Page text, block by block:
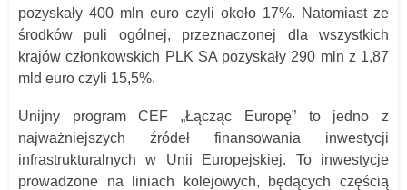
pozyskały 400 mln euro czyli około 17%. Natomiast ze
środków puli ogólnej, przeznaczonej dla wszystkich
krajów członkowskich PLK SA pozyskały 290 mln z 1,87
mld euro czyli 15,5%.
Unijny program CEF „Łącząc Europę” to jedno z
najważniejszych źródeł finansowania inwestycji
infrastrukturalnych w Unii Europejskiej. To inwestycje
prowadzone na liniach kolejowych, będących częścią